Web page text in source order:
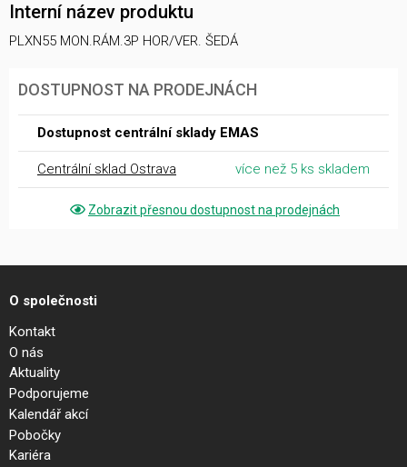
Interní název produktu
PLXN55 MON.RÁM.3P HOR/VER. ŠEDÁ
DOSTUPNOST NA PRODEJNÁCH
Dostupnost centrální sklady EMAS
Centrální sklad Ostrava více než 5 ks skladem
Zobrazit přesnou dostupnost na prodejnách
O společnosti
Kontakt
O nás
Aktuality
Podporujeme
Kalendář akcí
Pobočky
Kariéra